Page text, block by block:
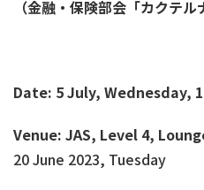
（金融・保険部会「カクテル
Date: 5 July, Wednesday,
Venue: JAS, Level 4,
20 June 2023, Tuesday